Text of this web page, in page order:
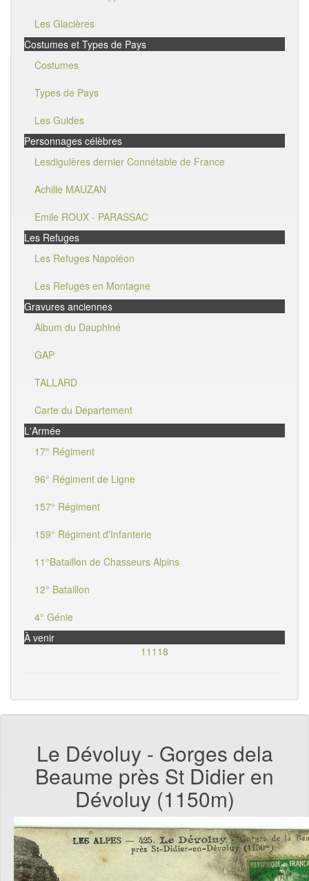
Les Glacières
Costumes et Types de Pays
Costumes
Types de Pays
Les Guides
Personnages célèbres
Lesdiguières dernier Connétable de France
Achille MAUZAN
Emile ROUX - PARASSAC
Les Refuges
Les Refuges Napoléon
Les Refuges en Montagne
Gravures anciennes
Album du Dauphiné
GAP
TALLARD
Carte du Département
L'Armée
17° Régiment
96° Régiment de Ligne
157° Régiment
159° Régiment d'Infanterie
11°Bataillon de Chasseurs Alpins
12° Bataillon
4° Génie
À venir
11118
Le Dévoluy - Gorges dela
Beaume près St Didier en
Dévoluy (1150m)